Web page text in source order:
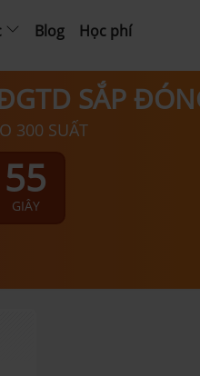
Blog Học phí
SẮP
300 SUẤT
55
GIÂY